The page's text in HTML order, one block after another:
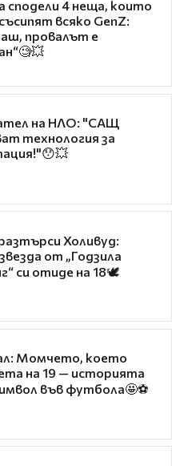
сподели 4 неща, които
всяко GenZ:
провалът е
на НЛО: "САЩ
технология за
Холивуд:
от „Годзила
си отиде на 18🕊️
Момчето, което
на 19 — историята
във футбола🤩⚽